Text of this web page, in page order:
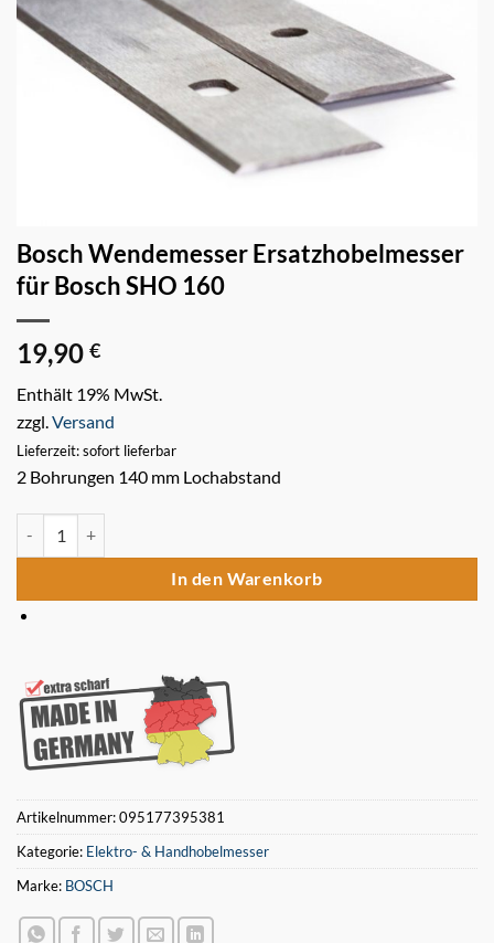
Bosch Wendemesser Ersatzhobelmesser
für Bosch SHO 160
19,90 €
Enthält 19% MwSt.
zzgl. Versand
Lieferzeit: sofort lieferbar
2 Bohrungen 140 mm Lochabstand
Bosch Wendemesser Ersatzhobelmesser für Bosch SHO 160 Menge
In den Warenkorb
Artikelnummer:095177395381
Kategorie: Elektro- & Handhobelmesser
Marke: BOSCH